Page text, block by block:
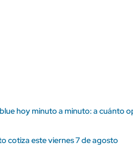
hoy minuto a minuto: a cuánto
cotiza este viernes 7 de agosto